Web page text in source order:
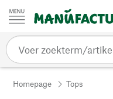
Passer au contenu
Homepage Tops